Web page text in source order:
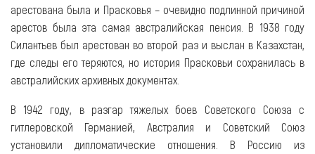
арестована была и Прасковья – очевидно подлинной причиной
арестов была эта самая австралийская пенсия. В 1938 году
Силантьев был арестован во второй раз и выслан в Казахстан,
где следы его теряются, но история Прасковьи сохранилась в
австралийских архивных документах.
В 1942 году, в разгар тяжелых боев Советского Союза с
гитлеровской Германией, Австралия и Советский Союз
установили дипломатические отношения. В Россию из